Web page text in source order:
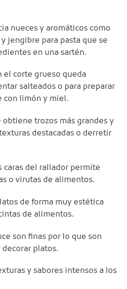
nueces y aromáticos como
jengibre para pasta que se
en una sartén.
el corte grueso queda
salteados o para preparar
con limón y miel.
obtiene trozos más grandes y
destacadas o derretir
caras del rallador permite
o virutas de alimentos.
de forma muy estética
de alimentos.
son finas por lo que son
decorar platos.
y sabores intensos a los